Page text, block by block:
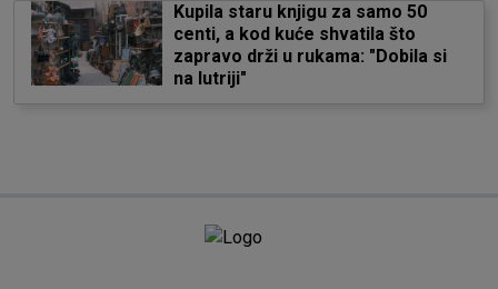
Kupila staru knjigu za samo 50
centi, a kod kuće shvatila što
zapravo drži u rukama: "Dobila si
na lutriji"